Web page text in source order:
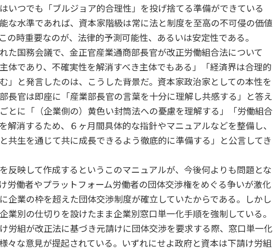
いつでも「ブルジョア的合理性」を投げ捨てる準備ができている
な水準であれば、資本家階級は常に法と制度を至高の不可侵の価値
の時重要なのが、法律的予測可能性、あるいは安定性である。
た国務会議で、金正官産業通商部長官が改正労働組合法について
体であり、不確実性を解消すべき主体でもある」「経済界は合理的
」と発言したのは、こうした背景だ。資本家政治家としての本性を
長官は即座に「産業部長官の言葉を十分に理解し共感する」と答え
とに「（企業側の）黄色い封筒法への憂慮を理解する」「労働組合
解消するため、６ヶ月間具体的な指針やマニュアルなどを整備し、
共生を通じて共に成長できるよう徹底的に準備する」と公言してき
反映して作成するというこのマニュアルが、今後何よりも問題とな
労働者やプラットフォーム労働者の団体交渉権をめぐる争いが激化
企業の枠を超えた団体交渉制度が確立していたからである。しかし
業別の仕切りを設けたまま企業別窓口単一化手順を強制している。
労組が改正法に基づき元請けに団体交渉を要求する際、窓口単一化
々な意見が提起されている。いずれにせよ政府と資本は下請け労組